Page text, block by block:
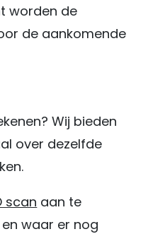
worden de
de aankomende
Wij bieden
over dezelfde
scan aan te
waar er nog